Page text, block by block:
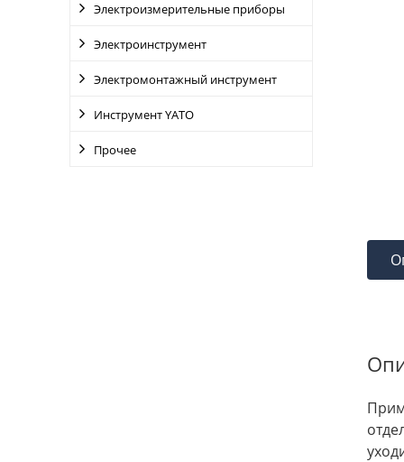
Электроизмерительные приборы
Электроинструмент
Электромонтажный инструмент
Инструмент YATO
Прочее